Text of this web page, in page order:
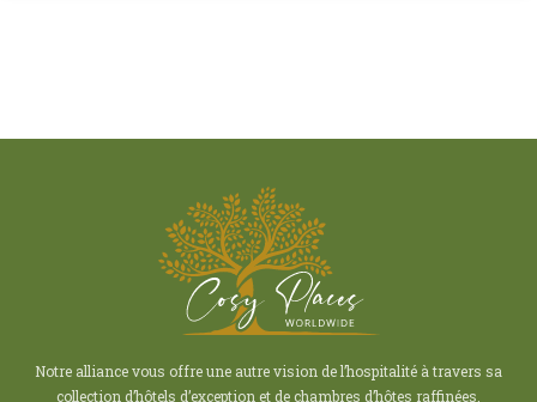
Notre alliance vous offre une autre vision de l’hospitalité à travers sa
collection d’hôtels d’exception et de chambres d’hôtes raffinées.